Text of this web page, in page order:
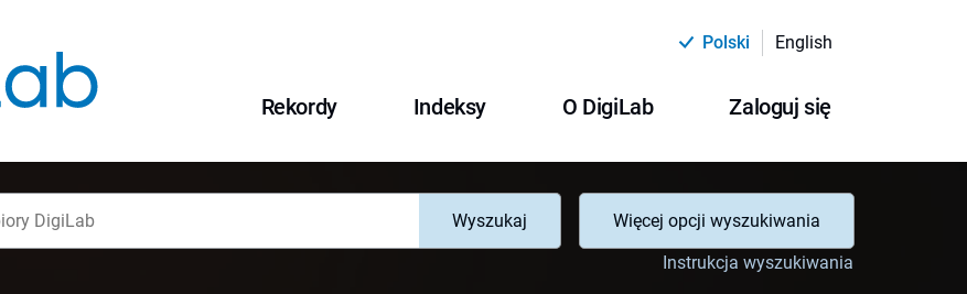
Polski English
Rekordy Indeksy O DigiLab Zaloguj się
Wyszukaj
Więcej opcji wyszukiwania
Instrukcja wyszukiwania